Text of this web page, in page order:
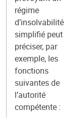
régime
d’insolvabilité
simplifié peut
préciser, par
exemple, les
fonctions
suivantes de
l’autorité
compétente :